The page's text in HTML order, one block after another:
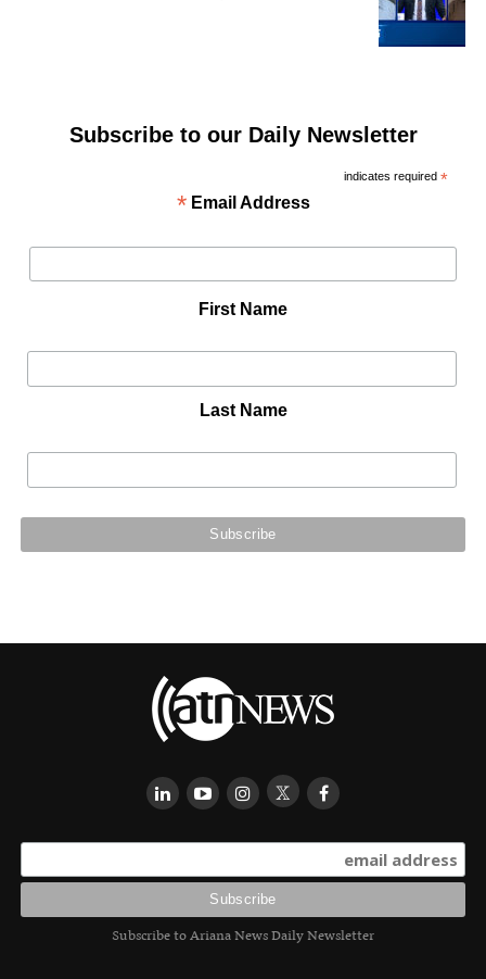
Subscribe to our Daily Newsletter
*
indicates required
Email Address
*
First Name
Last Name
Subscribe to Ariana News Daily Newsletter